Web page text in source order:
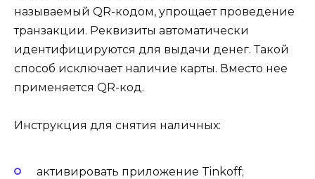
называемый QR-кодом, упрощает проведение
транзакции. Реквизиты автоматически
идентифицируются для выдачи денег. Такой
способ исключает наличие карты. Вместо нее
применяется QR-код.
Инструкция для снятия наличных:
активировать приложение Tinkoff;